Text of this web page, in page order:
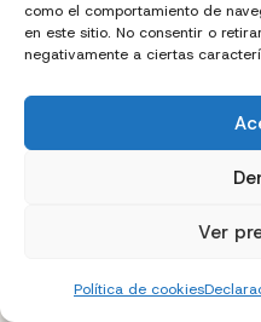
como el comportamiento de
en este sitio. No consentir o
negativamente a ciertas
Ver
Política de cookies
Política de privacidad